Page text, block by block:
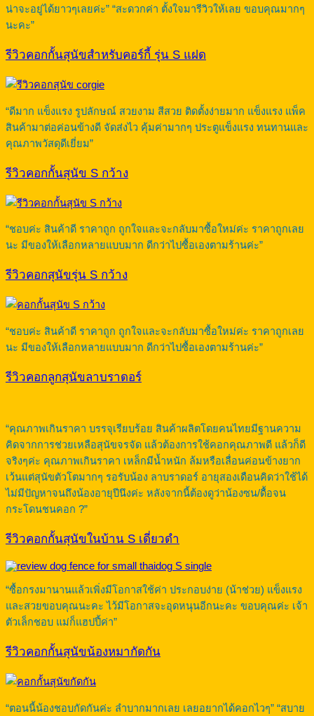
น่าจะอยู่ได้ยาวๆเลยค่ะ” “สะดวกค่า ตั้งใจมารีวิวให้เลย ขอบคุณมากๆ
นะคะ”
รีวิวคอกกั้นสุนัขสำหรับคอร์กี้ รุ่น S แฝด
“ดีมาก แข็งแรง รูปลักษณ์ สวยงาม สีสวย ติดตั้งง่ายมาก แข็งแรง แพ็ค
สินค้ามาต่อค่อนข้างดี จัดส่งไว คุ้มค่ามากๆ ประตูแข็งแรง ทนทานและ
คุณภาพวัสดุดีเยี่ยม”
รีวิวคอกกั้นสุนัข S กว้าง
“ชอบค่ะ สินค้าดี ราคาถูก ถูกใจและจะกลับมาซื้อใหม่ค่ะ ราคาถูกเลย
นะ มีของให้เลือกหลายแบบมาก ดีกว่าไปซื้อเองตามร้านค่ะ”
รีวิวคอกสุนัขรุ่น S กว้าง
“ชอบค่ะ สินค้าดี ราคาถูก ถูกใจและจะกลับมาซื้อใหม่ค่ะ ราคาถูกเลย
นะ มีของให้เลือกหลายแบบมาก ดีกว่าไปซื้อเองตามร้านค่ะ”
รีวิวคอกลูกสุนัขลาบราดอร์
“คุณภาพเกินราคา บรรจุเรียบร้อย สินค้าผลิตโดยคนไทยมีฐานความ
คิดจากการช่วยเหลือสุนัขจรจัด แล้วต้องการใช้คอกคุณภาพดี แล้วก็ดี
จริงๆค่ะ คุณภาพเกินราคา เหล็กมีน้ำหนัก ล้มหรือเลื่อนค่อนข้างยาก
เว้นแต่สุนัขตัวโตมากๆ รอรับน้อง ลาบราดอร์ อายุสองเดือนคิดว่าใช้ได้
ไม่มีปัญหาจนถึงน้องอายุปีนึงค่ะ หลังจากนี้ต้องดูว่าน้องซน/ดื้อจน
กระโดนชนคอก ?”
รีวิวคอกกั้นสุนัขในบ้าน S เดี่ยวดำ
“ซื้อกรงมานานแล้วเพิ่งมีโอกาสใช้ค่า ประกอบง่าย (น้าช่วย) แข็งแรง
และสวยขอบคุณนะคะ ไว้มีโอกาสจะอุดหนุนอีกนะคะ ขอบคุณค่ะ เจ้า
ตัวเล็กชอบ แม่ก็แฮปปี้ค่า”
รีวิวคอกกั้นสุนัขน้องหมากัดกัน
“ตอนนี้น้องชอบกัดกันค่ะ ลำบากมากเลย เลยอยากได้คอกไวๆ” “สบาย